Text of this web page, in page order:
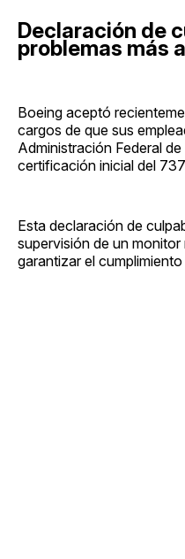
Declaración de
problemas más
Boeing aceptó
cargos de que sus
Administración Federal
certificación inicial del
Esta declaración de
supervisión de un
garantizar el